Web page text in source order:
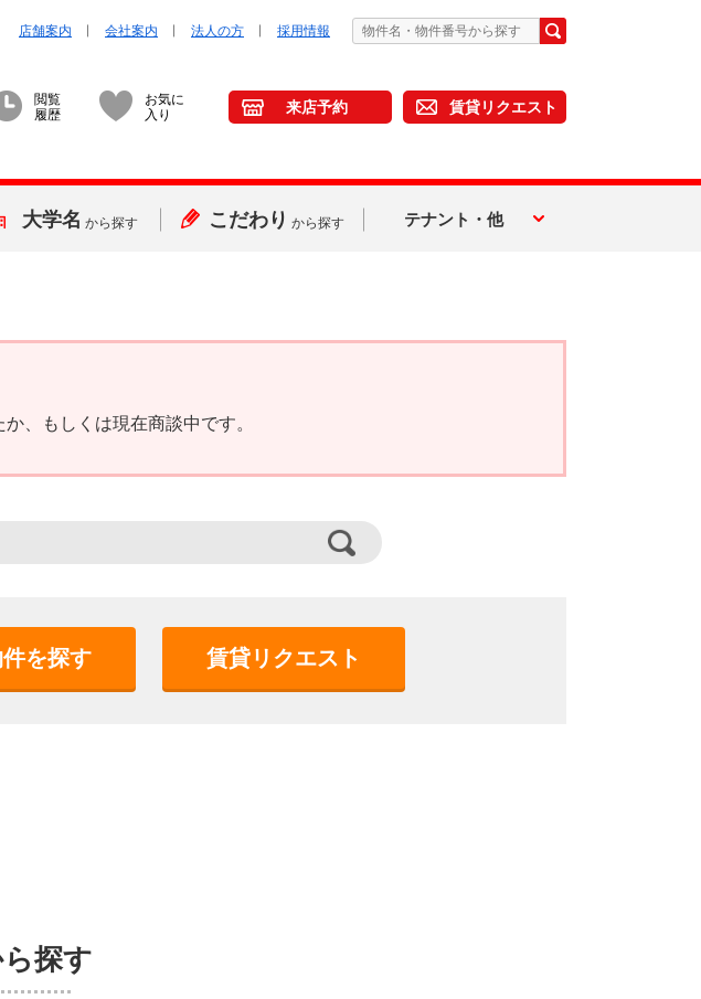
店舗案内 会社案内 法人の方 採用情報
閲覧
履歴
お気に
入り
来店予約 賃貸リクエスト
大学名 から探す こだわり から探す テナント・他
、もしくは現在商談中です。
を探す 賃貸リクエスト
探す